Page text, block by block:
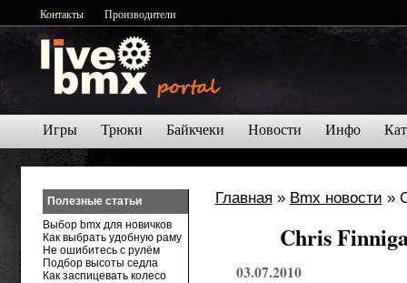
Контакты Производители
Игры Трюки Байкчеки Новости Инфо
Главная » Bmx новости »
Chris
03.07.2010
Полезные статьи
Выбор bmx для новичков
Как выбрать удобную раму
Не ошибитесь с рулём
Подбор высоты седла
Как заспицевать колесо